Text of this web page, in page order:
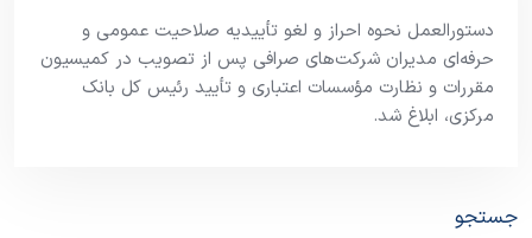
دستورالعمل نحوه احراز و لغو تأییدیه صلاحیت عمومی و
حرفه‌ای مدیران شرکت‌های صرافی پس از تصویب در کمیسیون
مقررات و نظارت مؤسسات اعتباری و تأیید رئیس کل بانک
مرکزی، ابلاغ شد.
جستجو